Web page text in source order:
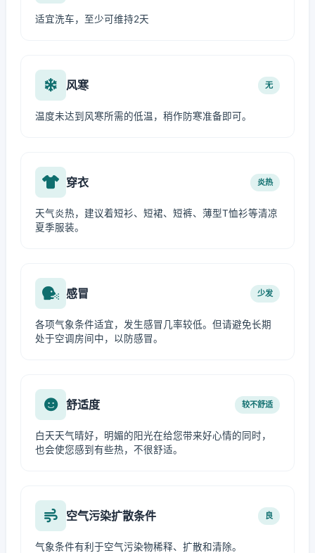
适宜洗车，至少可维持2天
风寒 无
温度未达到风寒所需的低温，稍作防寒准备即可。
穿衣 炎热
天气炎热，建议着短衫、短裙、短裤、薄型T恤衫等清凉
夏季服装。
感冒 少发
各项气象条件适宜，发生感冒几率较低。但请避免长期
处于空调房间中，以防感冒。
舒适度 较不舒适
白天天气晴好，明媚的阳光在给您带来好心情的同时，
也会使您感到有些热，不很舒适。
空气污染扩散条件 良
气象条件有利于空气污染物稀释、扩散和清除。